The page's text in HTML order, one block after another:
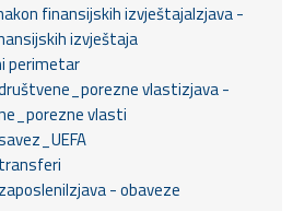
finansijskih izvještajaIzjava -
izvještaja
perimetar
vlastizjava -
vlasti
- obaveze